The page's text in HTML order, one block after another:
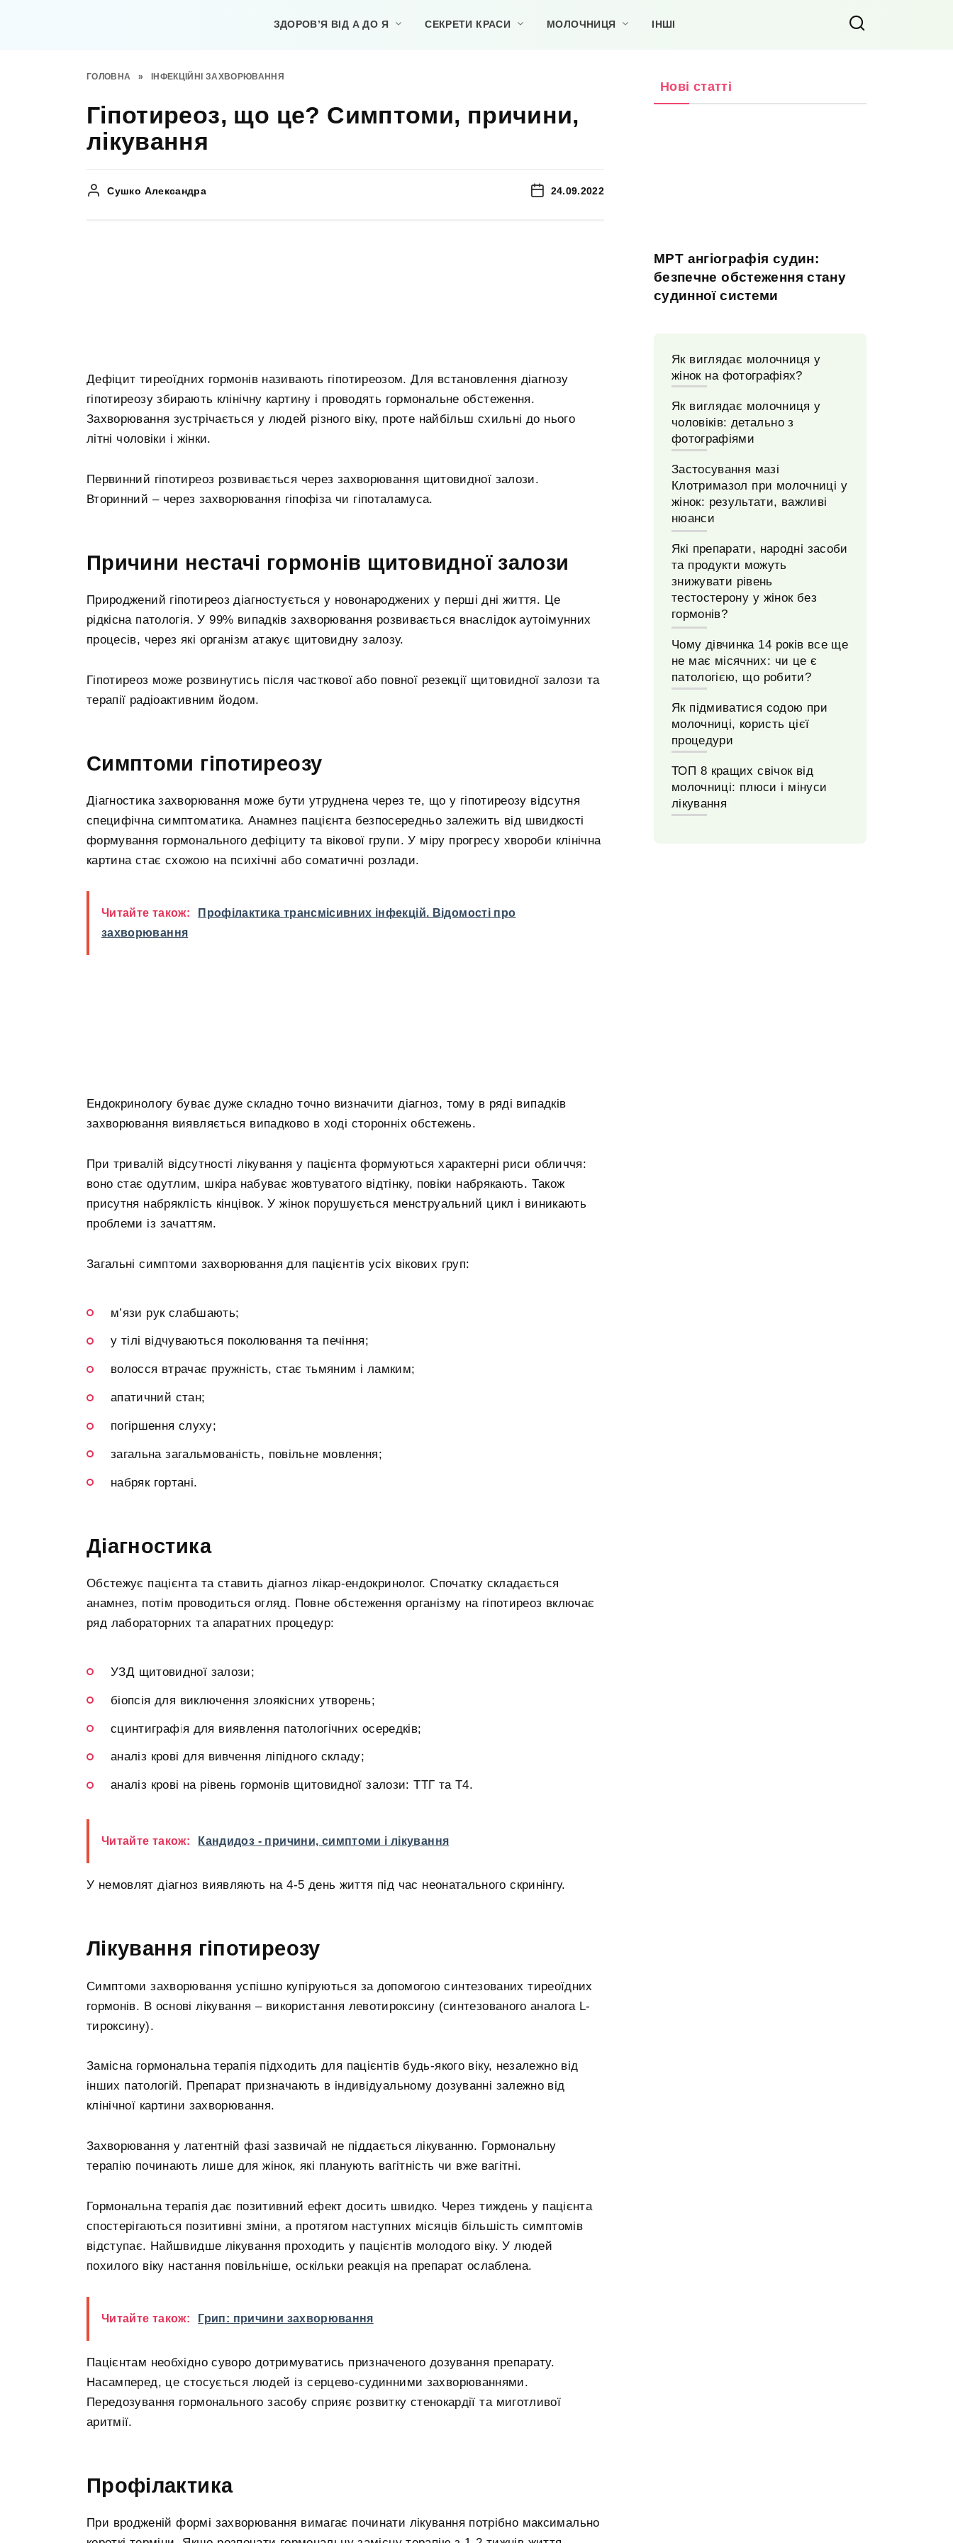
ЗДОРОВ’Я ВІД А ДО Я СЕКРЕТИ КРАСИ МОЛОЧНИЦЯ ІНШІ
ГОЛОВНА » ІНФЕКЦІЙНІ ЗАХВОРЮВАННЯ
Гіпотиреоз, що це? Симптоми, причини,
лікування
Сушко Александра 24.09.2022
Дефіцит тиреоїдних гормонів називають гіпотиреозом. Для встановлення діагнозу
гіпотиреозу збирають клінічну картину і проводять гормональне обстеження.
Захворювання зустрічається у людей різного віку, проте найбільш схильні до нього
літні чоловіки і жінки.
Первинний гіпотиреоз розвивається через захворювання щитовидної залози.
Вторинний – через захворювання гіпофіза чи гіпоталамуса.
Причини нестачі гормонів щитовидної залози
Природжений гіпотиреоз діагностується у новонароджених у перші дні життя. Це
рідкісна патологія. У 99% випадків захворювання розвивається внаслідок аутоімунних
процесів, через які організм атакує щитовидну залозу.
Гіпотиреоз може розвинутись після часткової або повної резекції щитовидної залози та
терапії радіоактивним йодом.
Симптоми гіпотиреозу
Діагностика захворювання може бути утруднена через те, що у гіпотиреозу відсутня
специфічна симптоматика. Анамнез пацієнта безпосередньо залежить від швидкості
формування гормонального дефіциту та вікової групи. У міру прогресу хвороби клінічна
картина стає схожою на психічні або соматичні розлади.
Читайте також:
Профілактика трансмісивних інфекцій. Відомості про
захворювання
Ендокринологу буває дуже складно точно визначити діагноз, тому в ряді випадків
захворювання виявляється випадково в ході сторонніх обстежень.
При тривалій відсутності лікування у пацієнта формуються характерні риси обличчя:
воно стає одутлим, шкіра набуває жовтуватого відтінку, повіки набрякають. Також
присутня набряклість кінцівок. У жінок порушується менструальний цикл і виникають
проблеми із зачаттям.
Загальні симптоми захворювання для пацієнтів усіх вікових груп:
м’язи рук слабшають;
у тілі відчуваються поколювання та печіння;
волосся втрачає пружність, стає тьмяним і ламким;
апатичний стан;
погіршення слуху;
загальна загальмованість, повільне мовлення;
набряк гортані.
Діагностика
Обстежує пацієнта та ставить діагноз лікар-ендокринолог. Спочатку складається
анамнез, потім проводиться огляд. Повне обстеження організму на гіпотиреоз включає
ряд лабораторних та апаратних процедур:
УЗД щитовидної залози;
біопсія для виключення злоякісних утворень;
сцинтиграфія для виявлення патологічних осередків;
аналіз крові для вивчення ліпідного складу;
аналіз крові на рівень гормонів щитовидної залози: ТТГ та Т4.
Читайте також: Кандидоз - причини, симптоми і лікування
У немовлят діагноз виявляють на 4-5 день життя під час неонатального скринінгу.
Лікування гіпотиреозу
Симптоми захворювання успішно купіруються за допомогою синтезованих тиреоїдних
гормонів. В основі лікування – використання левотироксину (синтезованого аналога L-
тироксину).
Замісна гормональна терапія підходить для пацієнтів будь-якого віку, незалежно від
інших патологій. Препарат призначають в індивідуальному дозуванні залежно від
клінічної картини захворювання.
Захворювання у латентній фазі зазвичай не піддається лікуванню. Гормональну
терапію починають лише для жінок, які планують вагітність чи вже вагітні.
Гормональна терапія дає позитивний ефект досить швидко. Через тиждень у пацієнта
спостерігаються позитивні зміни, а протягом наступних місяців більшість симптомів
відступає. Найшвидше лікування проходить у пацієнтів молодого віку. У людей
похилого віку настання повільніше, оскільки реакція на препарат ослаблена.
Читайте також: Грип: причини захворювання
Пацієнтам необхідно суворо дотримуватись призначеного дозування препарату.
Насамперед, це стосується людей із серцево-судинними захворюваннями.
Передозування гормонального засобу сприяє розвитку стенокардії та миготливої
аритмії.
Профілактика
При вродженій формі захворювання вимагає починати лікування потрібно максимально
Нові статті
МРТ ангіографія судин:
безпечне обстеження стану
судинної системи
Як виглядає молочниця у
жінок на фотографіях?
Як виглядає молочниця у
чоловіків: детально з
фотографіями
Застосування мазі
Клотримазол при молочниці у
жінок: результати, важливі
нюанси
Які препарати, народні засоби
та продукти можуть
знижувати рівень
тестостерону у жінок без
гормонів?
Чому дівчинка 14 років все ще
не має місячних: чи це є
патологією, що робити?
Як підмиватися содою при
молочниці, користь цієї
процедури
ТОП 8 кращих свічок від
молочниці: плюси і мінуси
лікування